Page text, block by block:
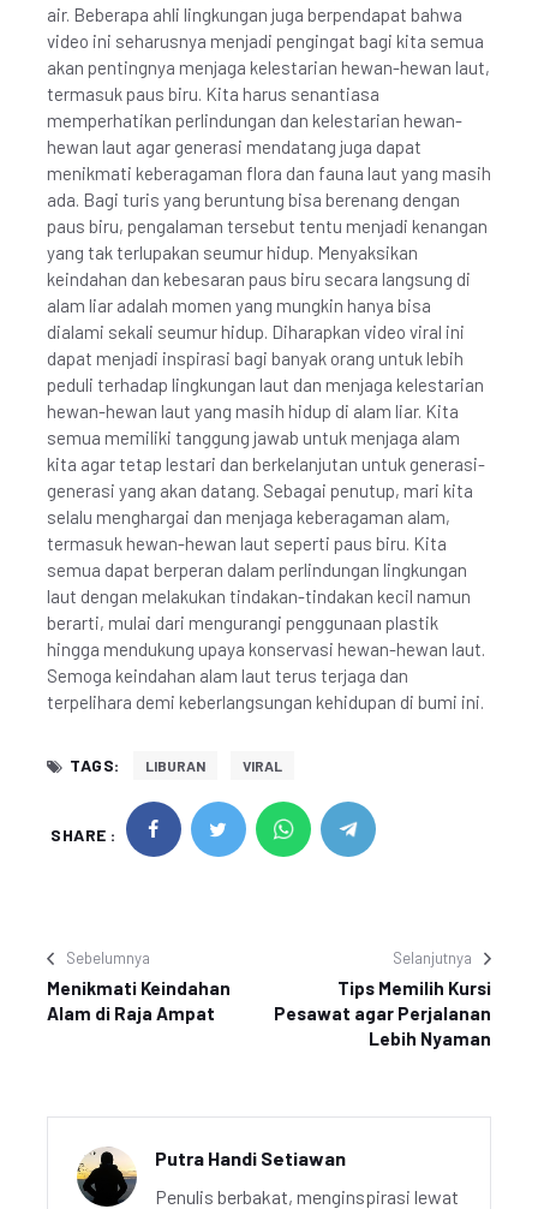
air. Beberapa ahli lingkungan juga berpendapat bahwa
video ini seharusnya menjadi pengingat bagi kita semua
akan pentingnya menjaga kelestarian hewan-hewan laut,
termasuk paus biru. Kita harus senantiasa
memperhatikan perlindungan dan kelestarian hewan-
hewan laut agar generasi mendatang juga dapat
menikmati keberagaman flora dan fauna laut yang masih
ada. Bagi turis yang beruntung bisa berenang dengan
paus biru, pengalaman tersebut tentu menjadi kenangan
yang tak terlupakan seumur hidup. Menyaksikan
keindahan dan kebesaran paus biru secara langsung di
alam liar adalah momen yang mungkin hanya bisa
dialami sekali seumur hidup. Diharapkan video viral ini
dapat menjadi inspirasi bagi banyak orang untuk lebih
peduli terhadap lingkungan laut dan menjaga kelestarian
hewan-hewan laut yang masih hidup di alam liar. Kita
semua memiliki tanggung jawab untuk menjaga alam
kita agar tetap lestari dan berkelanjutan untuk generasi-
generasi yang akan datang. Sebagai penutup, mari kita
selalu menghargai dan menjaga keberagaman alam,
termasuk hewan-hewan laut seperti paus biru. Kita
semua dapat berperan dalam perlindungan lingkungan
laut dengan melakukan tindakan-tindakan kecil namun
berarti, mulai dari mengurangi penggunaan plastik
hingga mendukung upaya konservasi hewan-hewan laut.
Semoga keindahan alam laut terus terjaga dan
terpelihara demi keberlangsungan kehidupan di bumi ini.
TAGS: LIBURAN VIRAL
SHARE :
Sebelumnya
Menikmati Keindahan
Alam di Raja Ampat
Selanjutnya
Tips Memilih Kursi
Pesawat agar Perjalanan
Lebih Nyaman
Putra Handi Setiawan
Penulis berbakat, menginspirasi lewat